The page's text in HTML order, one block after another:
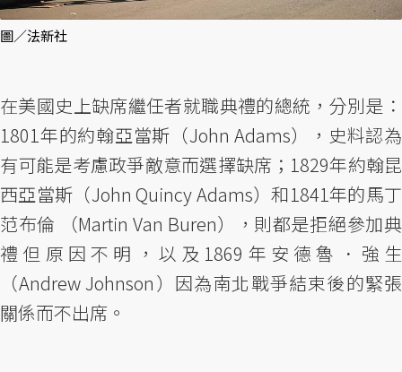
圖／法新社
在美國史上缺席繼任者就職典禮的總統，分別是：
1801年的約翰亞當斯（John Adams），史料認為
有可能是考慮政爭敵意而選擇缺席；1829年約翰昆
西亞當斯（John Quincy Adams）和1841年的馬丁
范布倫 （Martin Van Buren），則都是拒絕參加典
禮但原因不明，以及1869年安德魯．強生
（Andrew Johnson）因為南北戰爭結束後的緊張
關係而不出席。